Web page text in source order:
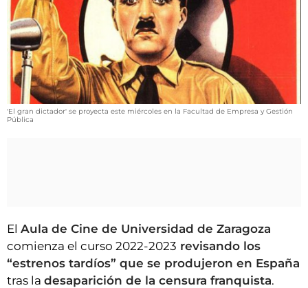
GALERÍAS
VÍDEOS
CONTACTAR
FIESTAS EN EL ALTO ARAGÓN
FIESTAS DE SAN LORENZO
ESQUELAS
CLUB DEL AMIGO MILITANTE
'El gran dictador' se proyecta este miércoles en la Facultad de Empresa y Gestión
Pública
El Aula de Cine de Universidad de Zaragoza
comienza el curso 2022-2023 revisando los
“estrenos tardíos” que se produjeron en España
tras la desaparición de la censura franquista.